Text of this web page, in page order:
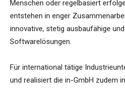
Menschen oder regelbasiert
entstehen in enger
innovative, stetig ausbaufähige
Softwarelösungen.
Für international tätige
und realisiert die in-GmbH zudem